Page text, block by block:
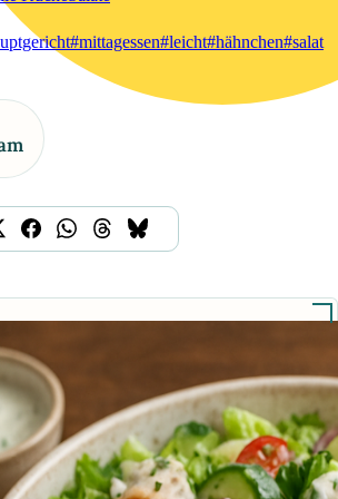
#mittagessen#leicht#hähnchen#salat